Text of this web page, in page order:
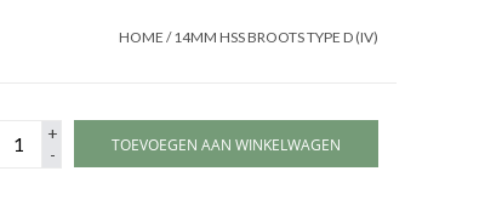
HOME /14MM HSS BROOTS TYPE D (IV)
+
-
TOEVOEGEN AAN WINKELWAGEN